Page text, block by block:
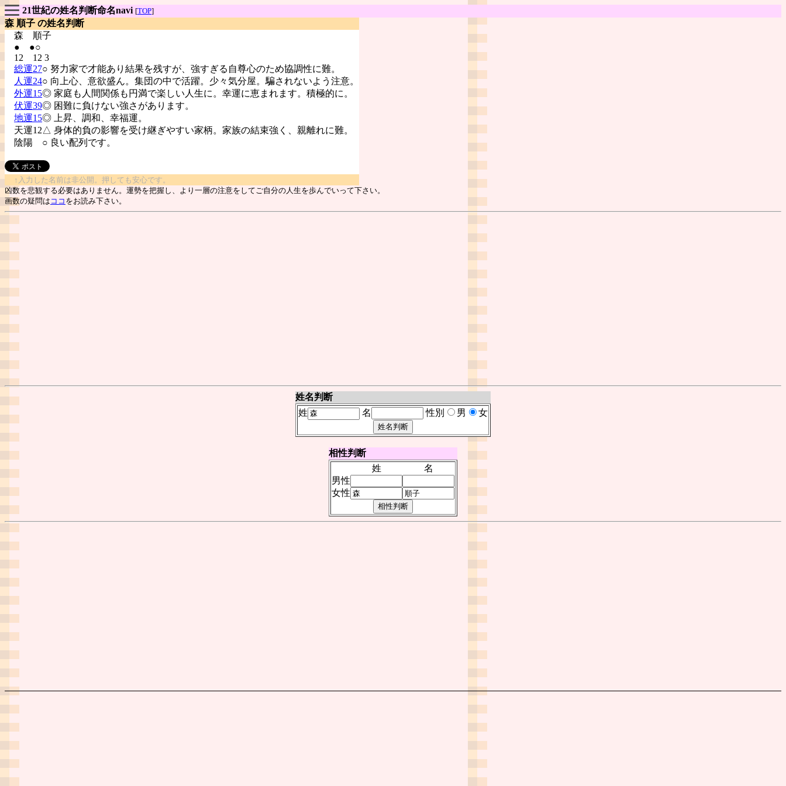
21世紀の姓名判断命名navi [TOP]
森 順子 の姓名判断
森 順子
● ●○
12 12 3
総運27○ 努力家で才能あり結果を残すが、強すぎる自尊心のため協調性に難。
人運24○ 向上心、意欲盛ん。集団の中で活躍。少々気分屋。騙されないよう注意。
外運15◎ 家庭も人間関係も円満で楽しい人生に。幸運に恵まれます。積極的に。
伏運39◎ 困難に負けない強さがあります。
地運15◎ 上昇、調和、幸福運。
天運12△ 身体的負の影響を受け継ぎやすい家柄。家族の結束強く、親離れに難。
陰陽 ○ 良い配列です。
↑入力した名前は非公開。押しても安心です。
凶数を悲観する必要はありません。運勢を把握し、より一層の注意をしてご自分の人生を歩んでいって下さい。
画数の疑問は ココ をお読み下さい。
姓名判断
姓
名 性別 男 女
相性判断
姓
名
男性
女性